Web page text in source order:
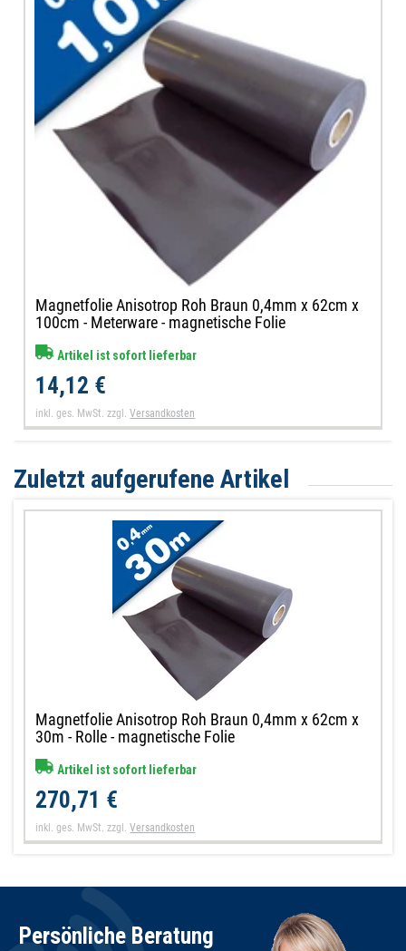
Magnetfolie Anisotrop Roh Braun 0,4mm x 62cm x
100cm - Meterware - magnetische Folie
Artikel ist sofort lieferbar
14,12 €
inkl. ges. MwSt. zzgl.Versandkosten
Zuletzt aufgerufene Artikel
Magnetfolie Anisotrop Roh Braun 0,4mm x 62cm x
30m - Rolle - magnetische Folie
Artikel ist sofort lieferbar
270,71 €
inkl. ges. MwSt. zzgl.Versandkosten
Persönliche Beratung